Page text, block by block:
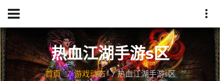
热血江湖手游s区
首页 游戏动态 热血江湖手游s区